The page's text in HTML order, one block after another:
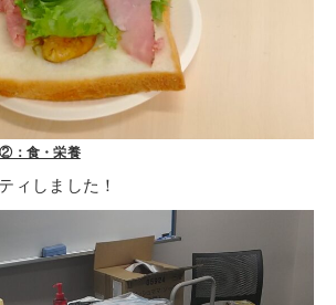
：食・栄養
ィしました！